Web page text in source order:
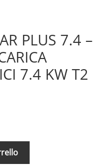
PLUS 7.4 –
7.4 KW T2